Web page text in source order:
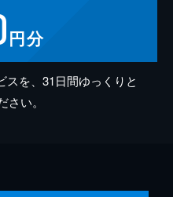
円分
スを、31日間ゆっくりと
さい。